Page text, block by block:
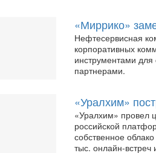
«Миррико»
Нефтесервисная
корпоративных
инструментами
партнерами.
«Уралхим»
«Уралхим» провел
российской
собственное
тыс. онлайн-